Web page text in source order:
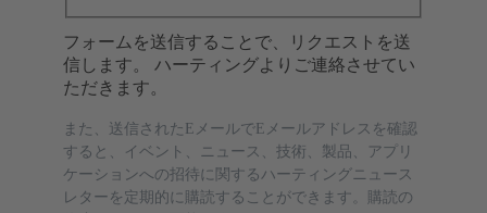
フォームを送信することで、リクエストを送
信します。 ハーティングよりご連絡させてい
ただきます。
また、送信されたEメールでEメールアドレスを確認
すると、イベント、ニュース、技術、製品、アプリ
ケーションへの招待に関するハーティングニュース
レターを定期的に購読することができます。購読の